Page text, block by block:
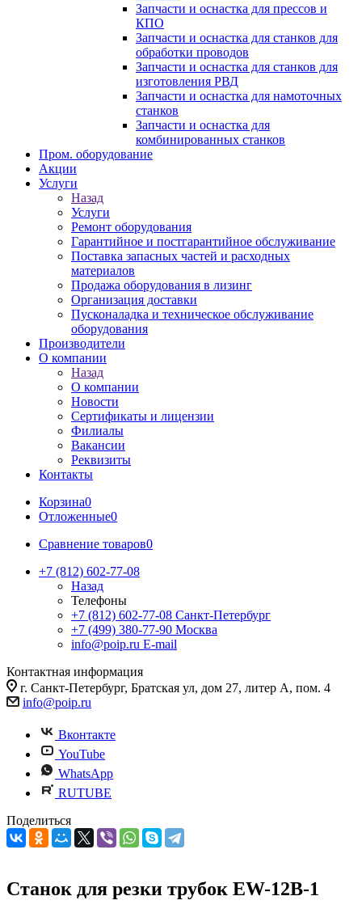
Запчасти и оснастка для прессов и
КПО
Запчасти и оснастка для станков для
обработки проводов
Запчасти и оснастка для станков для
изготовления РВД
Запчасти и оснастка для намоточных
станков
Запчасти и оснастка для
комбинированных станков
Пром. оборудование
Акции
Услуги
Назад
Услуги
Ремонт оборудования
Гарантийное и постгарантийное обслуживание
Поставка запасных частей и расходных
материалов
Продажа оборудования в лизинг
Организация доставки
Пусконаладка и техническое обслуживание
оборудования
Производители
О компании
Назад
О компании
Новости
Сертификаты и лицензии
Филиалы
Вакансии
Реквизиты
Контакты
Корзина0
Отложенные0
Сравнение товаров0
+7 (812) 602-77-08
Назад
Телефоны
+7 (812) 602-77-08 Санкт-Петербург
+7 (499) 380-77-90 Москва
info@poip.ru E-mail
Контактная информация
г. Санкт-Петербург, Братская ул, дом 27, литер А, пом. 4
info@poip.ru
Вконтакте
YouTube
WhatsApp
RUTUBE
Поделиться
Станок для резки трубок EW-12B-1